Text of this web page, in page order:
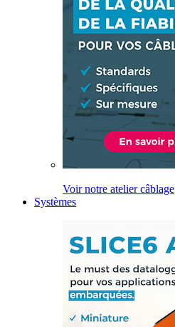
Voir notre atelier câblage
Systèmes